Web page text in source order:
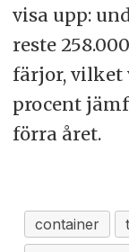
visa upp:
reste
färjor, vilket
procent
förra året.
container